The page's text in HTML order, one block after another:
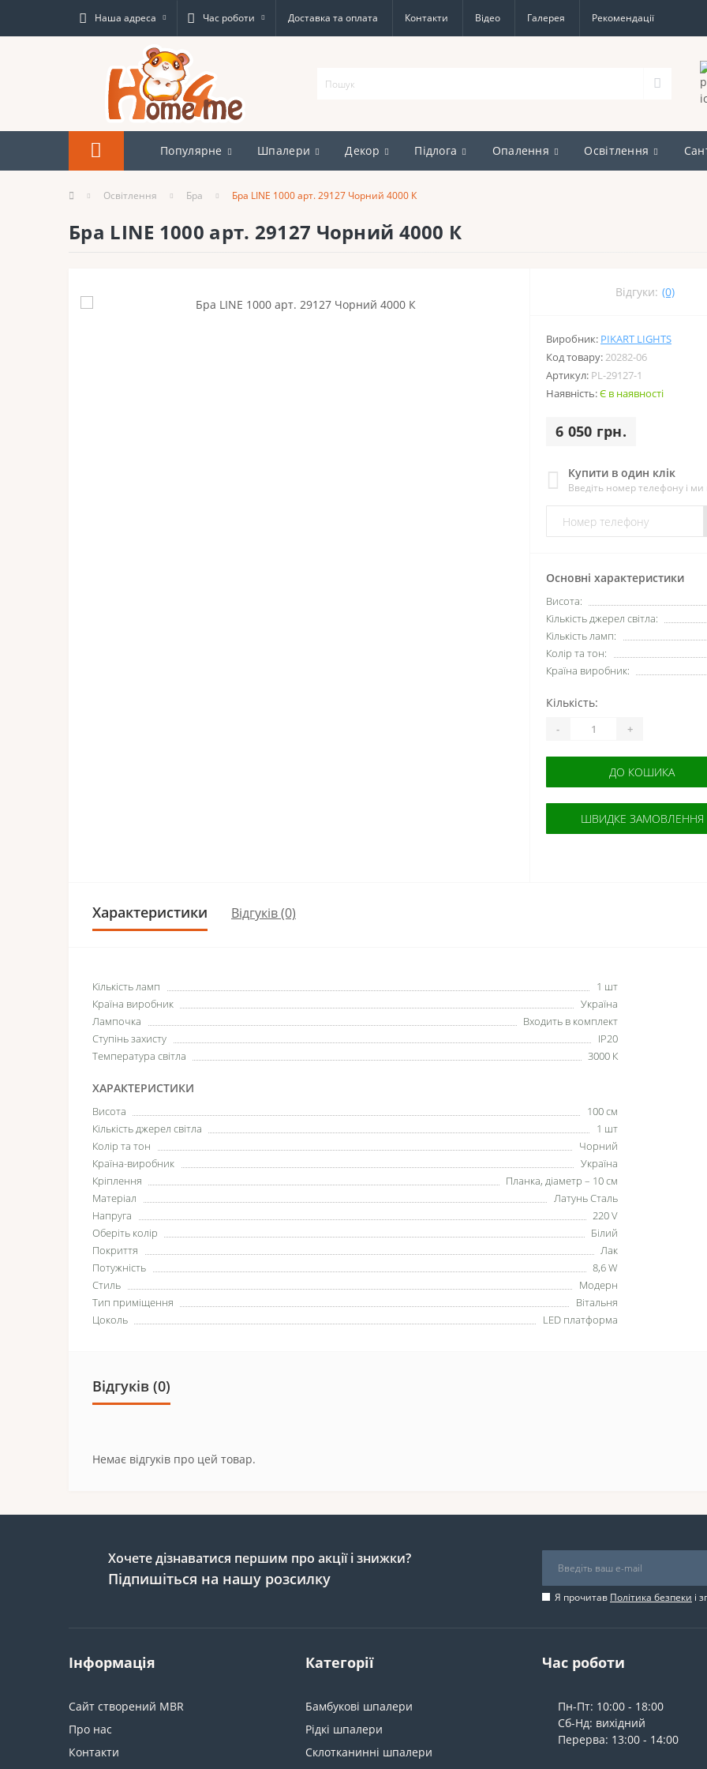
Наша адреса Час роботи Доставка та оплата Контакти Відео Галерея Рекомендації
Популярне Шпалери Декор Підлога Опалення Освітлення
Освітлення Бра Бра LINE 1000 арт. 29127 Чорний 4000 К
Бра LINE 1000 арт. 29127 Чорний 4000 К
Відгуки: (0)
Виробник: PIKART LIGHTS
Код товару:20282-06
Артикул: PL-29127-1
Наявність:Є в наявності
6 050 грн.
Купити в один клік
Введіть номер телефону і
Основні характеристики
Висота:
Кількість джерел світла:
Кількість ламп:
Колір та тон:
Країна виробник:
Кількість:
- +
ДО КОШИКА
ШВИДКЕ ЗАМОВЛЕННЯ
Характеристики Відгуків (0)
Кількість ламп
1 шт
Країна виробник
Україна
Лампочка
Входить в комплект
Ступінь захисту
IP20
Температура світла
3000 К
ХАРАКТЕРИСТИКИ
Висота
100 см
Кількість джерел світла
1 шт
Колір та тон
Чорний
Країна-виробник
Україна
Кріплення
Планка, діаметр – 10 см
Матеріал
Латунь Сталь
Напруга
220 V
Оберіть колір
Білий
Покриття
Лак
Потужність
8,6 W
Стиль
Модерн
Тип приміщення
Вітальня
Цоколь
LED платформа
Відгуків (0)
Немає відгуків про цей товар.
Хочете дізнаватися першим про акції і знижки?
Підпишіться на нашу розсилку
Я прочитав Політика безпеки і
Інформація
Сайт створений MBR
Про нас
Контакти
Категорії
Бамбукові шпалери
Рідкі шпалери
Склотканинні шпалери
Час роботи
Пн-Пт: 10:00 - 18:00
Сб-Нд: вихідний
Перерва: 13:00 - 14:00